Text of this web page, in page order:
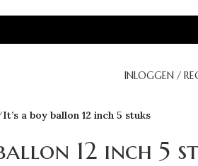
INLOGGEN /
It’s a boy ballon 12 inch 5 stuks
12 inch 5